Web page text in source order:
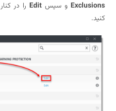
و سپسEdit را در کنار